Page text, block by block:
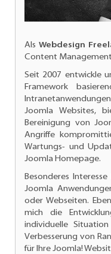
AlsWebdesign
Content
Seit 2007 entwickle
Framework
Joomla Websites,
Bereinigung von
Angriffe
Wartungs- und
Joomla Homepage.
Besonderes
Joomla
oder Webseiten.
mich die
individuelle
Verbesserung von
für Ihre Joomla!